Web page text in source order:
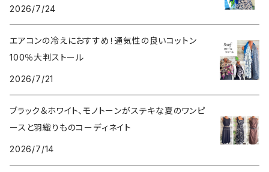
2026/7/24
エアコンの冷えにおすすめ！通気性の良いコットン
100％大判ストール
2026/7/21
ブラック＆ホワイト、モノトーンがステキな夏のワンピ
ースと羽織りものコーディネイト
2026/7/14